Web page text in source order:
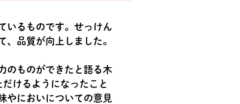
いるものです。せっけん
品質が向上しました。
のものができたと語る木
けるようになったこと
やにおいについての意見